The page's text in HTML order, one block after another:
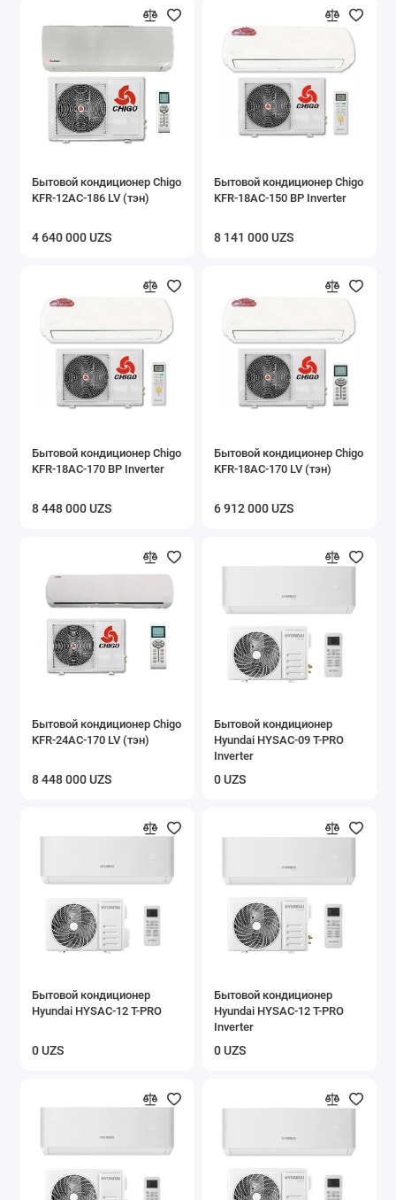
Бытовой кондиционер Chigo
KFR-12AC-186 LV (тэн)
4 640 000 UZS
Бытовой кондиционер Chigo
KFR-18AC-150 BP Inverter
8 141 000 UZS
Бытовой кондиционер Chigo
KFR-18AC-170 BP Inverter
8 448 000 UZS
Бытовой кондиционер Chigo
KFR-18AC-170 LV (тэн)
6 912 000 UZS
Бытовой кондиционер Chigo
KFR-24AC-170 LV (тэн)
8 448 000 UZS
Бытовой кондиционер
Hyundai HYSAC-09 T-PRO
Inverter
0 UZS
Бытовой кондиционер
Hyundai HYSAC-12 T-PRO
0 UZS
Бытовой кондиционер
Hyundai HYSAC-12 T-PRO
Inverter
0 UZS